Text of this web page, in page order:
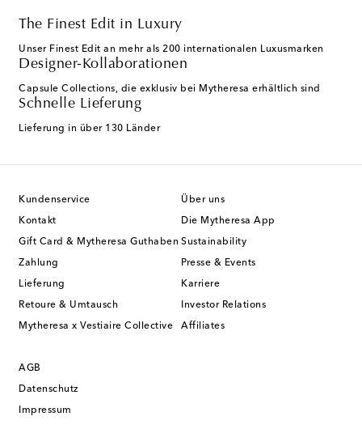
The Finest Edit in Luxury
Unser Finest Edit an mehr als 200 internationalen Luxusmarken
Designer-Kollaborationen
Capsule Collections, die exklusiv bei Mytheresa erhältlich sind
Schnelle Lieferung
Lieferung in über 130 Länder
Kundenservice
Kontakt
Gift Card & Mytheresa Guthaben
Zahlung
Lieferung
Retoure & Umtausch
Mytheresa x Vestiaire Collective
Über uns
Die Mytheresa App
Sustainability
Presse & Events
Karriere
Investor Relations
Affiliates
AGB
Datenschutz
Impressum